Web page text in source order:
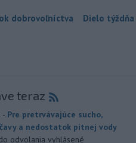
dobrovoľníctva Dielo týždňa
teraz
- Pre pretrvávajúce sucho,
a nedostatok pitnej vody
odvolania vyhlásené